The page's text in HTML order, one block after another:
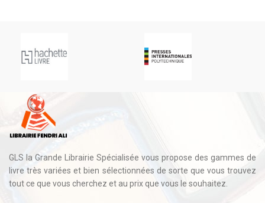
GLS la Grande Librairie Spécialisée vous propose des gammes de
livre très variées et bien sélectionnées de sorte que vous trouvez
tout ce que vous cherchez et au prix que vous le souhaitez.